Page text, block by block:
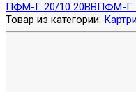
ПФМ-Г 20/10 20BBПФМ-Г
Товар из категории: